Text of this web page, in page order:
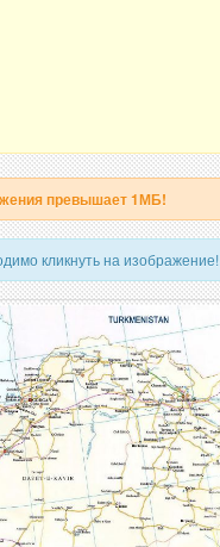
превышает 1МБ!
кликнуть на изображение!